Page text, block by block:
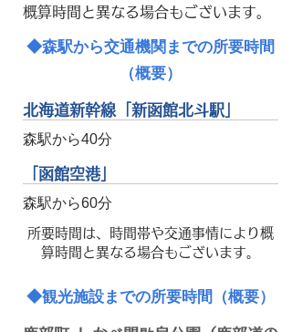
概算時間と異なる場合もございます。
◆森駅から交通機関までの所要時間
（概要）
北海道新幹線「新函館北斗駅」
森駅から40分
「函館空港」
森駅から60分
所要時間は、時間帯や交通事情により概
算時間と異なる場合もございます。
◆観光施設までの所要時間（概要）